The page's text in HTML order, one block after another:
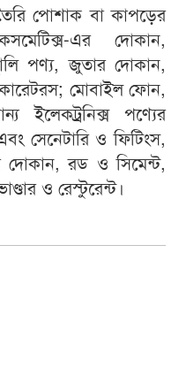
পোশাক বা কাপড়ের
এর দোকান,
পণ্য, জুতার দোকান,
মোবাইল ফোন,
ইলেকট্রনিক্স পণ্যের
সেনেটারি ও ফিটিংস,
দোকান, রড ও সিমেন্ট,
ও রেস্টুরেন্ট।